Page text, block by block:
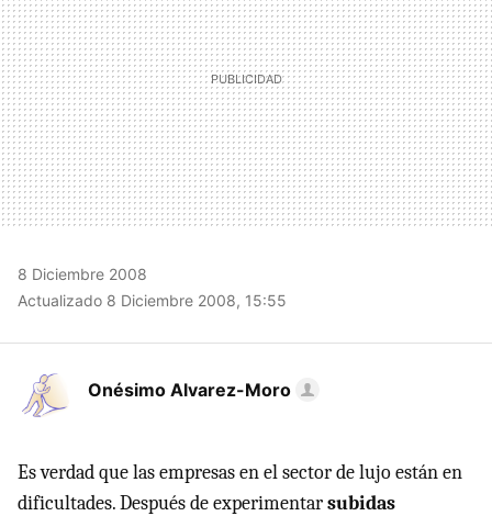
8 Diciembre 2008
Actualizado 8 Diciembre 2008, 15:55
Onésimo Alvarez-Moro
Es verdad que las empresas en el sector de lujo están en
dificultades. Después de experimentarsubidas